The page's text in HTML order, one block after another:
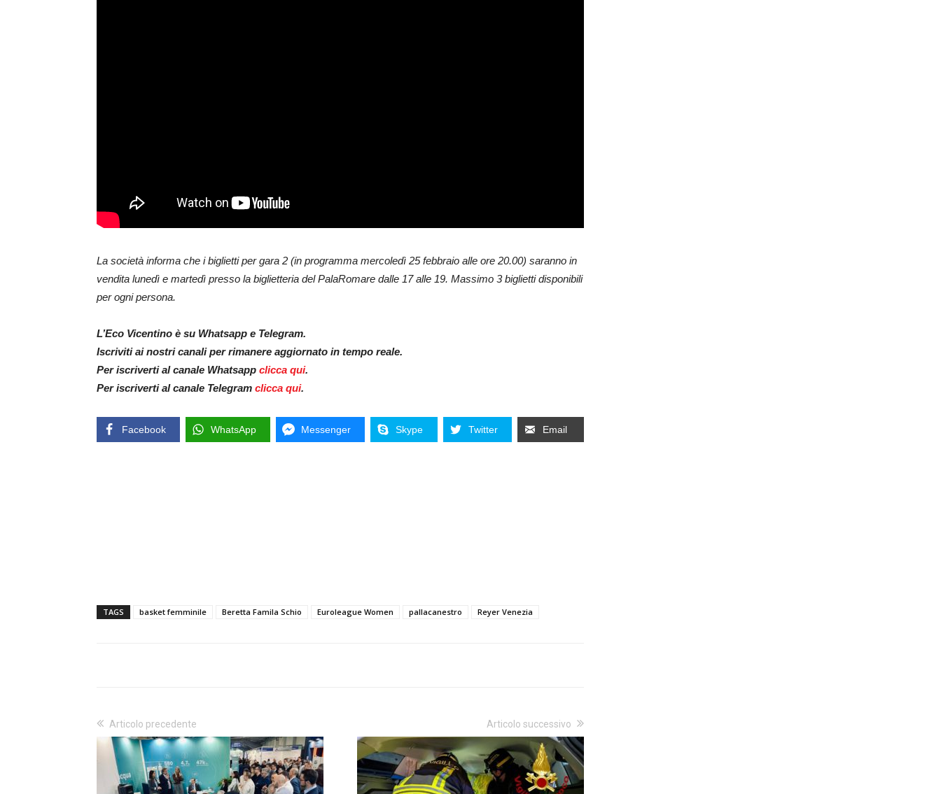
La società informa che i biglietti per gara 2 (in programma mercoledì 25 febbraio alle ore 20.00) saranno in
vendita lunedì e martedì presso la biglietteria del PalaRomare dalle 17 alle 19. Massimo 3 biglietti disponibili
per ogni persona.
L’Eco Vicentino è su Whatsapp e Telegram.
Iscriviti ai nostri canali per rimanere aggiornato in tempo reale.
Per iscriverti al canale Whatsapp clicca qui.
Per iscriverti al canale Telegram clicca qui.
Facebook WhatsApp Messenger Skype Twitter Email
TAGS basket femminile Beretta Famila Schio Euroleague Women pallacanestro Reyer Venezia
Articolo precedente Articolo successivo